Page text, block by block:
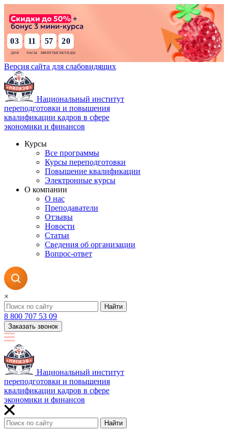
03 : 11 : 57 : 19
Версия сайта для слабовидящих
Национальный институт
переподготовки и повышения
квалификации кадров в сфере
экономики и финансов
Курсы
Все программы
Курсы переподготовки
Повышение квалификации
Электронные курсы
О компании
О нас
Преподаватели
Отзывы
Новости
Статьи
Сведения об организации
Вопрос-ответ
×
Найти
8 800 707 53 09
Заказать звонок
Национальный институт
переподготовки и повышения
квалификации кадров в сфере
экономики и финансов
Найти